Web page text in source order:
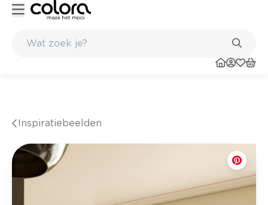
Inspiratiebeelden